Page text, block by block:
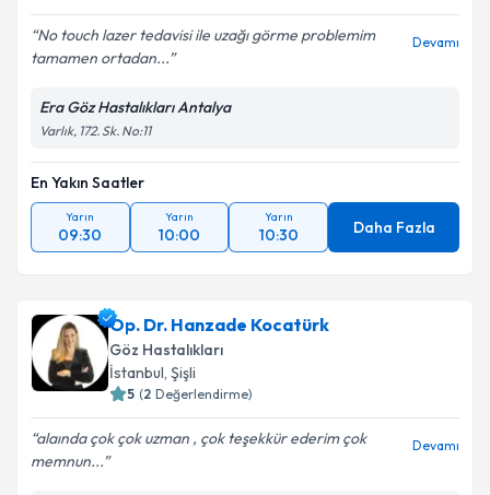
No touch lazer tedavisi ile uzağı görme problemim
tamamen ortadan...
Devamı
Era Göz Hastalıkları Antalya
Varlık, 172. Sk. No:11
En Yakın Saatler
Yarın
09:30
Yarın
10:00
Yarın
10:30 Daha Fazla
Op. Dr. Hanzade Kocatürk
Göz Hastalıkları
İstanbul, Şişli
5 (2 Değerlendirme)
alaında çok çok uzman , çok teşekkür ederim çok
memnun...
Devamı